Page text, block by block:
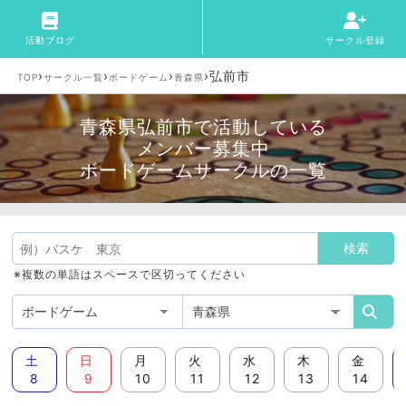
活動ブログ サークル登録
TOP›サークル一覧 › ボードゲーム ›青森県›弘前市
青森県弘前市で活動している
メンバー募集中
ボードゲームサークルの一覧
※複数の単語はスペースで区切ってください
土
8
日
9
月
10
火
11
水
12
木
13
金
14